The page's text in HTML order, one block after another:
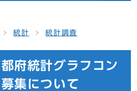
統計 統計調査
府統計グラフコン
集について